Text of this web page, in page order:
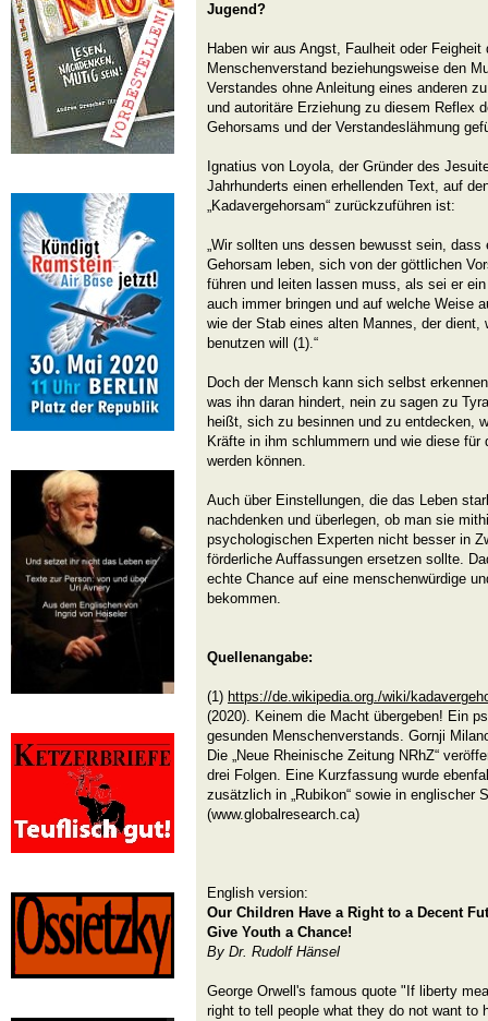
Jugend?
Haben wir aus Angst, Faulheit oder Feigheit
Menschenverstand beziehungsweise den
Verstandes ohne Anleitung eines anderen
und autoritäre Erziehung zu diesem Reflex
Gehorsams und der Verstandeslähmung
Ignatius von Loyola, der Gründer des
Jahrhunderts einen erhellenden Text, auf
„Kadavergehorsam“ zurückzuführen ist:
„Wir sollten uns dessen bewusst sein, dass
Gehorsam leben, sich von der göttlichen
führen und leiten lassen muss, als sei er
auch immer bringen und auf welche Weise
wie der Stab eines alten Mannes, der dient,
benutzen will (1).“
Doch der Mensch kann sich selbst
was ihn daran hindert, nein zu sagen zu
heißt, sich zu besinnen und zu entdecken,
Kräfte in ihm schlummern und wie diese für
werden können.
Auch über Einstellungen, die das Leben
nachdenken und überlegen, ob man sie
psychologischen Experten nicht besser in
förderliche Auffassungen ersetzen sollte.
echte Chance auf eine menschenwürdige
bekommen.
Quellenangabe:
(1) https://de.wikipedia.org./wiki/
(2020). Keinem die Macht übergeben! Ein
gesunden Menschenverstands. Gornji
Die „Neue Rheinische Zeitung NRhZ“
drei Folgen. Eine Kurzfassung wurde
zusätzlich in „Rubikon“ sowie in englischer
(www.globalresearch.ca)
English version:
Our Children Have a Right to a Decent
Give Youth a Chance!
By Dr. Rudolf Hänsel
George Orwell's famous quote "If liberty
right to tell people what they do not want to